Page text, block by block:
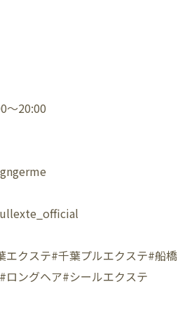
〜20:00
エクステ#千葉プルエクステ#船橋
ロングヘア#シールエクステ